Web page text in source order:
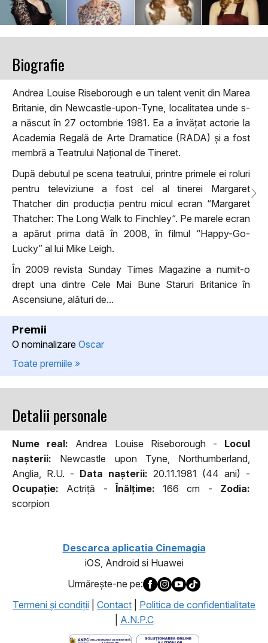
Biografie
Andrea Louise Riseborough e un talent venit din Marea
Britanie, din Newcastle-upon-Tyne, localitatea unde s-
a născut în 27 octombrie 1981. Ea a învățat actorie la
Academia Regală de Arte Dramatice (RADA) și a fost
membră a Teatrului Național de Tineret.
După debutul pe scena teatrului, printre primele ei roluri
pentru televiziune a fost cel al tinerei Margaret
Thatcher din producția pentru micul ecran “Margaret
Thatcher: The Long Walk to Finchley“. Pe marele ecran
a apărut prima dată în 2008, în filmul “Happy-Go-
Lucky” al lui Mike Leigh.
În 2009 revista Sunday Times Magazine a numit-o
drept una dintre Cele Mai Bune Staruri Britanice în
Ascensiune, alături de...
Premii
O nominalizare Oscar
Toate premiile »
Detalii personale
Nume real: Andrea Louise Riseborough - Locul
naşterii: Newcastle upon Tyne, Northumberland,
Anglia, R.U. - Data naşterii: 20.11.1981 (44 ani) -
Ocupaţie: Actriță -Înălţime: 166 cm - Zodia:
scorpion
Descarca aplicatia Cinemagia
iOS, Android si Huawei
Urmăreşte-ne pe:
Termeni şi condiţii
Contact
Politica de confidentialitate
A.N.P.C